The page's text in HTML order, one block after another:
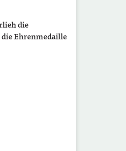
die
Ehrenmedaille